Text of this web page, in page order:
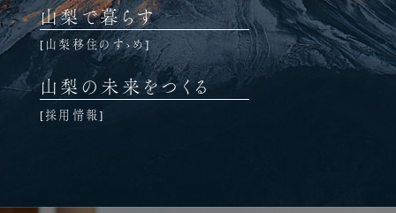
山梨で暮らす
山梨移住のすゝめ
山梨の未来をつくる
採用情報